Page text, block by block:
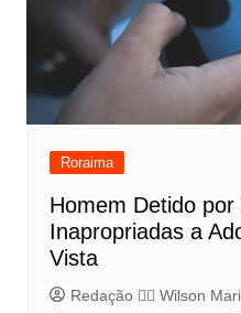
Roraima
Homem Detido
Inapropriadas a
Vista
Redação 👨‍⚖️​ Wilson